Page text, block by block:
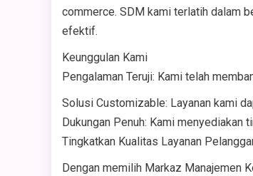
commerce. SDM kami terlatih dalam
efektif.
Keunggulan Kami
Pengalaman Teruji: Kami telah
Solusi Customizable: Layanan kami
Dukungan Penuh: Kami menyediakan
Tingkatkan Kualitas Layanan
Dengan memilih Markaz Manajemen